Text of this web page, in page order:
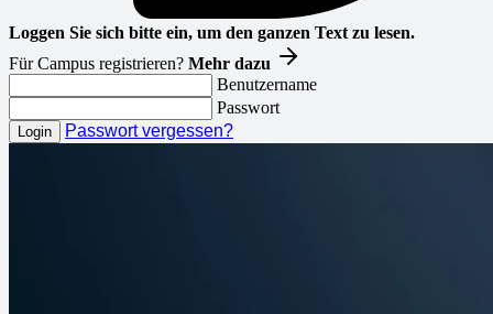
Loggen Sie sich bitte ein, um den ganzen Text zu lesen.
Für Campus registrieren? Mehr dazu
Benutzername
Passwort
Passwort vergessen?